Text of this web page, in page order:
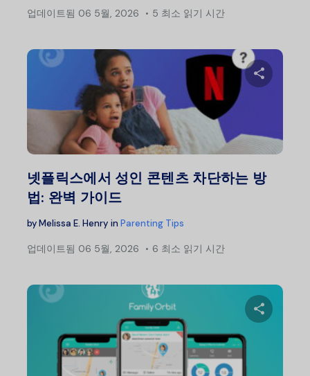
업데이트됨 06 5월, 2026 5 최소 읽기 시간
넷플릭스에서 성인 콘텐츠 차단하는 방
법: 완벽 가이드
byMelissa E. Henry in Parenting Tips
업데이트됨 06 5월, 2026 6 최소 읽기 시간